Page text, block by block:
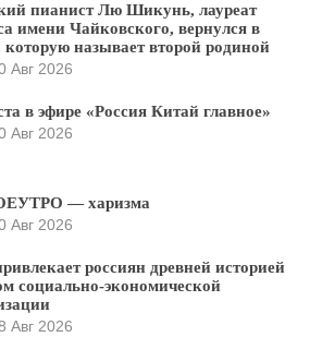
пианист Лю Шикунь, лауреат
имени Чайковского, вернулся в
которую называет второй родиной
Авг 2026
в эфире «Россия Китай главное»
Авг 2026
— харизма
Авг 2026
россиян древней историей
социально-экономической
Авг 2026